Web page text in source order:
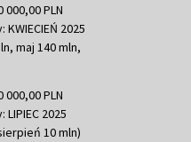
PLN
2025
maj 140 mln,
PLN
2025
10 mln)